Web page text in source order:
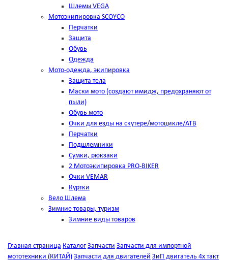
Шлемы VEGA
Мотоэкипировка SCOYCO
Перчатки
Защита
Обувь
Одежда
Мото-одежда, экипировка
Защита тела
Маски мото (создают имидж, предохраняют от
пыли)
Обувь мото
Очки для езды на скутере/мотоцикле/АТВ
Перчатки
Подшлемники
Сумки, рюкзаки
2 Мотоэкипировка PRO-BIKER
Очки VEMAR
Куртки
Вело Шлема
Зимние товары, туризм
Зимние виды товаров
Главная страница Каталог Запчасти Запчасти для импортной
мототехники (КИТАЙ) Запчасти для двигателей ЗиП двигатель 4х такт